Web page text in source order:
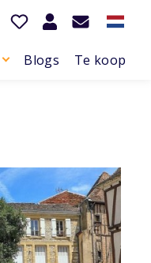
Blogs Te koop